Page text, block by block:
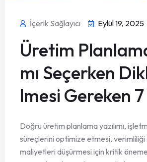
İçerik Sağlayıcı Eylül 19, 2025
Üretim Planlama
mı Seçerken
lmesi Gereken
Doğru üretim planlama yazılımı,
süreçlerini optimize etmesi, verimliliği
maliyetleri düşürmesi için kritik